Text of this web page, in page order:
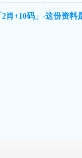
2肖+10码」-这份资